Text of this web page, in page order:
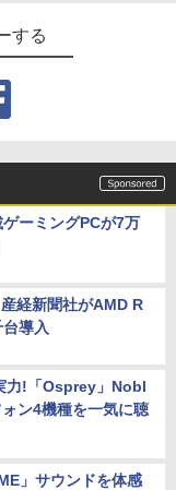
する
ーミングPCが7万
経新聞社がAMD R
導入
力!「Osprey」Nobl
ン4機種を一気に聴
」サウンドを体感